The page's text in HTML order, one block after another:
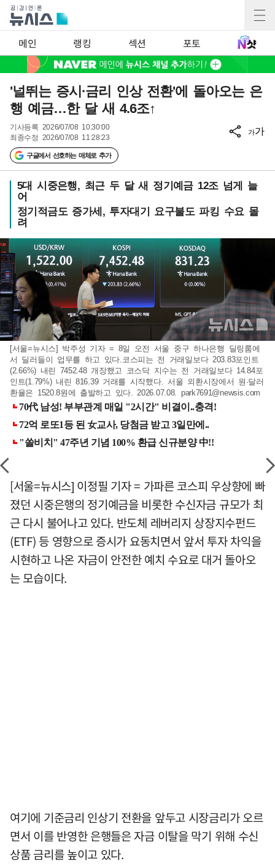
메인 랭킹 섹션 포토
'널뛰는 증시·금리 인상 전환'에 돌아오는 은
행 예금…한 달 새 4.6조↑
기사등록 2026/07/08 10:30:00
최종수정 2026/07/08 11:28:23
구글에서 선호하는 매체로 추가
가가
5대 시중은행, 최근 두 달 새 정기예금 12조 넘게 늘
어
정기적금도 증가세, 투자대기 요구불도 파킹 수요 몰
려
[서울=뉴시스] 박주성 기자 = 8일 오전 서울 중구 하나은행 딜링룸에
서 딜러들이 업무를 하고 있다.코스피는 전 거래일보다 203.83포인트
(2.66%) 내린 7452.48 개장했고 코스닥 지수는 전 거래일보다 14.84포
인트(1.79%) 내린 816.39 거래를 시작했다. 서울 외환시장에서 원·달러
환율은 1520.8원에 출발하고 있다. 2026.07.08. park7691@newsis.com
[서울=뉴시스] 이정필 기자 = 가파른 코스피 우상향에 빠
졌던 시중은행의 정기예금을 비롯한 수신자금 규모가 최
근 다시 불어나고 있다. 반도체 레버리지 상장지수펀드
(ETF) 등 영향으로 증시가 요동치면서 앞서 투자 차익을
시현하고 나온 자금이 안전한 예치 수요로 대거 돌아오
는 모습이다.
여기에 기준금리 인상기 전환을 앞두고 시장금리가 오르
면서 이를 반영한 은행들은 자금 이탈을 막기 위해 수신
상품 금리를 높이고 있다.